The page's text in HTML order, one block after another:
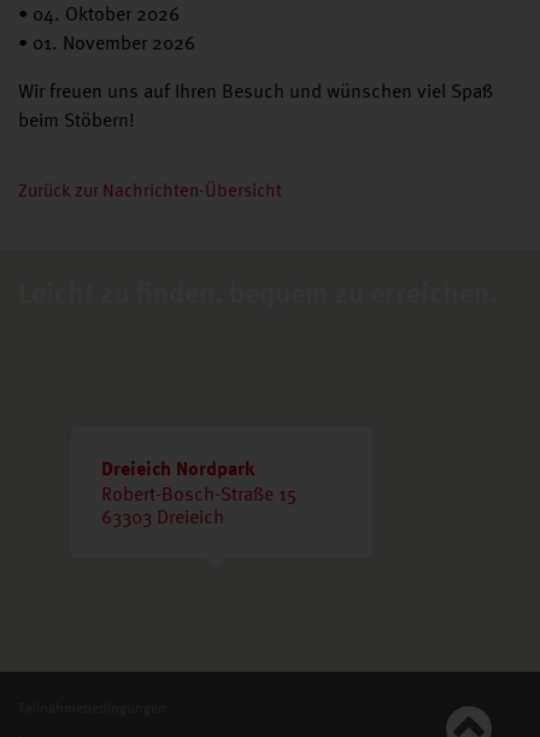
• 04. Oktober 2026
• 01. November 2026
Wir freuen uns auf Ihren Besuch und wünschen viel Spaß
beim Stöbern!
Zurück zur Nachrichten-Übersicht
Dreieich Nordpark
Robert-Bosch-Straße 15
63303 Dreieich